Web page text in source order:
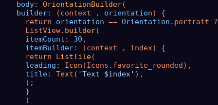
body: OrientationBuilder(
builder: (context , orientation) {
return
orientation == Orientation .portrait ?
ListView.
builder(
itemCount : 30 ,
itemBuilder: (context , index) {
return
ListTile(
leading : Icon (Icons.favorite_rounded),
title: Text ( 'Text $index' ),
);
}
)